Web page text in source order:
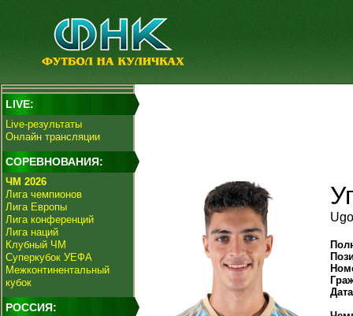
LIVE:
Live-результаты
Онлайн трансляции
СОРЕВНОВАНИЯ:
ЧМ 2026
Лига чемпионов
Лига Европы
Лига конференций
Лига наций
Клубный ЧМ
Суперкубок УЕФА
Межконтинентальный
кубок
РОССИЯ: